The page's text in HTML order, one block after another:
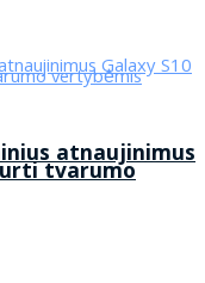
tvarumo
atnaujinimus